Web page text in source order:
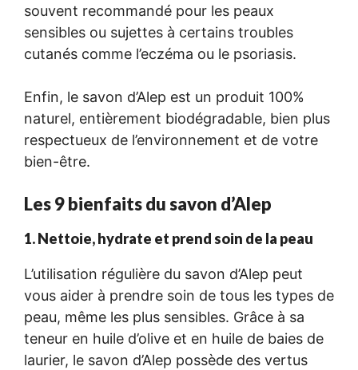
souvent recommandé pour les peaux
sensibles ou sujettes à certains troubles
cutanés comme l’eczéma ou le psoriasis.
Enfin, le savon d’Alep est un produit 100%
naturel, entièrement biodégradable, bien plus
respectueux de l’environnement et de votre
bien-être.
Les 9 bienfaits du savon d’Alep
1. Nettoie, hydrate et prend soin de la peau
L’utilisation régulière du savon d’Alep peut
vous aider à prendre soin de tous les types de
peau, même les plus sensibles. Grâce à sa
teneur en huile d’olive et en huile de baies de
laurier, le savon d’Alep possède des vertus